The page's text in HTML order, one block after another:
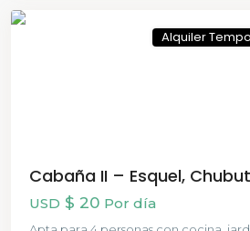
Alquiler
Cabaña II – Esquel, Chubut
USD $ 20 Por día